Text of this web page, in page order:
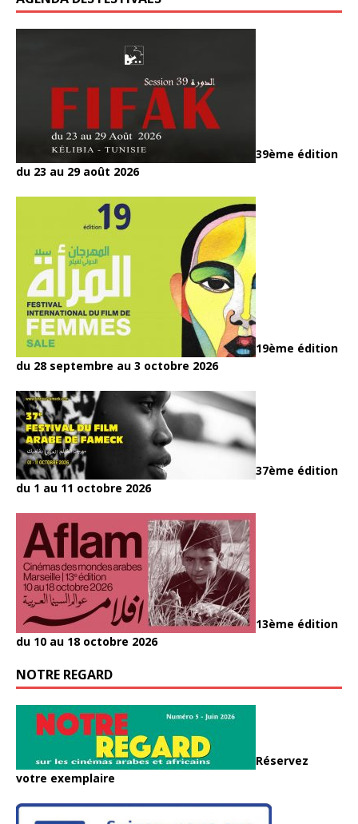
39ème édition
du 23 au 29 août 2026
19ème édition
du 28 septembre au 3 octobre 2026
37ème édition
du 1 au 11 octobre 2026
13ème édition
du 10 au 18 octobre 2026
NOTRE REGARD
Réservez
votre exemplaire